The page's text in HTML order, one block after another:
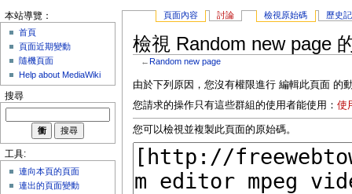
頁面內容 討論 檢視原始碼 歷史
檢視 Random new page
← Random new page
由於下列原因，您沒有權限進行 編輯此頁面 的
您請求的操作只有這些群組的使用者能使用： 使
您可以檢視並複製此頁面的原始碼。
本站導覽：
首頁
頁面近期變動
隨機頁面
Help about MediaWiki
搜尋
工具:
連向本頁的頁面
連出的頁面變動